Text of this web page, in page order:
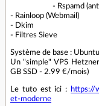
- Rspamd
- Rainloop (Webmail)
- Dkim
- Filtres Sieve
Système de base :
Un "simple" VPS
GB SSD - 2.99 €/mois)
Le tuto est ici :
https://
et-moderne